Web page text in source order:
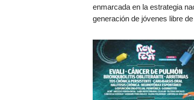
enmarcada en la estrategia
generación de jóvenes libre de